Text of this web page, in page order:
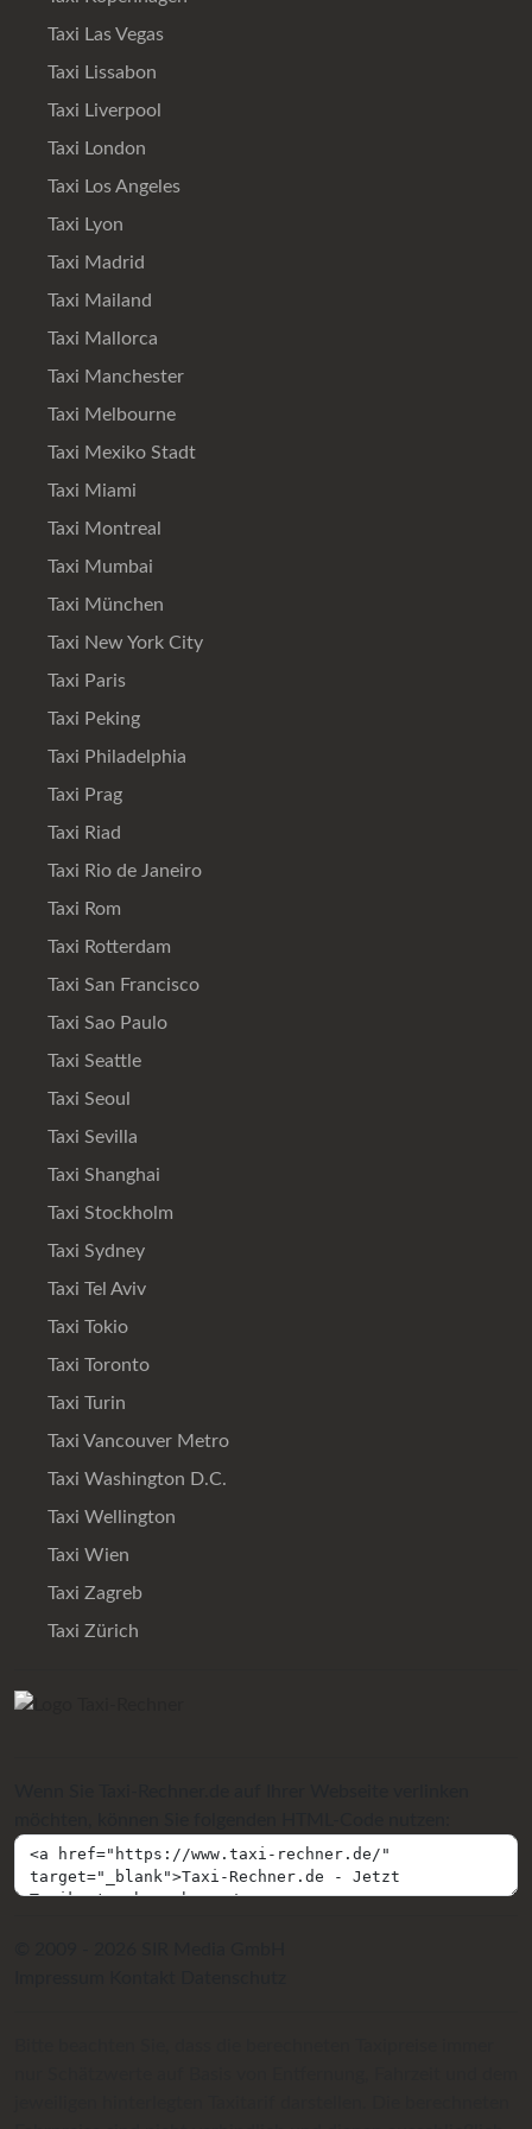
Taxi Las Vegas
Taxi Lissabon
Taxi Liverpool
Taxi London
Taxi Los Angeles
Taxi Lyon
Taxi Madrid
Taxi Mailand
Taxi Mallorca
Taxi Manchester
Taxi Melbourne
Taxi Mexiko Stadt
Taxi Miami
Taxi Montreal
Taxi Mumbai
Taxi München
Taxi New York City
Taxi Paris
Taxi Peking
Taxi Philadelphia
Taxi Prag
Taxi Riad
Taxi Rio de Janeiro
Taxi Rom
Taxi Rotterdam
Taxi San Francisco
Taxi Sao Paulo
Taxi Seattle
Taxi Seoul
Taxi Sevilla
Taxi Shanghai
Taxi Stockholm
Taxi Sydney
Taxi Tel Aviv
Taxi Tokio
Taxi Toronto
Taxi Turin
Taxi Vancouver Metro
Taxi Washington D.C.
Taxi Wellington
Taxi Wien
Taxi Zagreb
Taxi Zürich